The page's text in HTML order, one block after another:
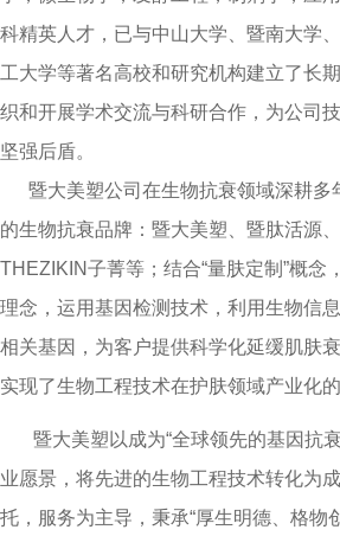
科精英人才，已与中山大学、暨南大学
工大学等著名高校和研究机构建立了长
织和开展学术交流与科研合作，为公司
坚强后盾。
暨大美塑公司在生物抗衰领域深耕多
的生物抗衰品牌：暨大美塑、暨肽活源、
THEZIKIN子菁等；结合“量肤定制”概念
理念，运用基因检测技术，利用生物信
相关基因，为客户提供科学化延缓肌肤衰
实现了生物工程技术在护肤领域产业化的
暨大美塑以成为“全球领先的基因抗衰
业愿景，将先进的生物工程技术转化为
托，服务为主导，秉承“厚生明德、格物